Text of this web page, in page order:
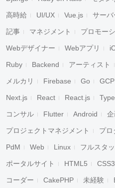
高時給 UI/UX Vue.js サーバ
記事 マネジメント プロモー
Webデザイナー Webアプリ
Ruby Backend アーティスト
メルカリ Firebase Go GCP
Next.js React React.js
コンサル Flutter Android
プロジェクトマネジメント プロ
PdM Web Linux フルスタ
ポータルサイト HTML5 CSS3
コーダー CakePHP 未経験